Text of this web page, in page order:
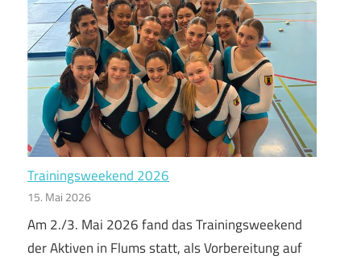
Trainingsweekend 2026
15. Mai 2026
Am 2./3. Mai 2026 fand das Trainingsweekend
der Aktiven in Flums statt, als Vorbereitung auf